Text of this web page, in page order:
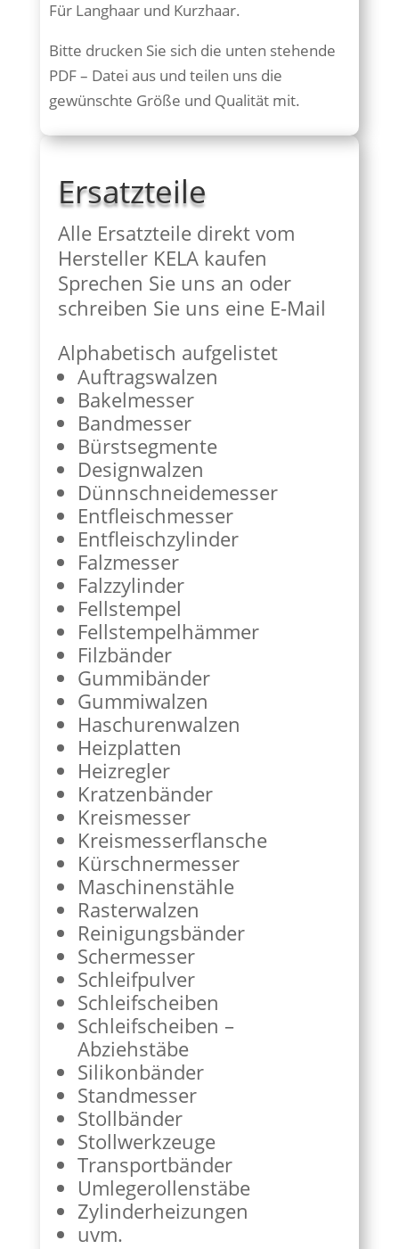
Für Langhaar und Kurzhaar.
Bitte drucken Sie sich die unten stehende
PDF – Datei aus und teilen uns die
gewünschte Größe und Qualität mit.
Ersatzteile
Alle Ersatzteile direkt vom
Hersteller KELA kaufen
Sprechen Sie uns an oder
schreiben Sie uns eine E-Mail
Alphabetisch aufgelistet
Auftragswalzen
Bakelmesser
Bandmesser
Bürstsegmente
Designwalzen
Dünnschneidemesser
Entfleischmesser
Entfleischzylinder
Falzmesser
Falzzylinder
Fellstempel
Fellstempelhämmer
Filzbänder
Gummibänder
Gummiwalzen
Haschurenwalzen
Heizplatten
Heizregler
Kratzenbänder
Kreismesser
Kreismesserflansche
Kürschnermesser
Maschinenstähle
Rasterwalzen
Reinigungsbänder
Schermesser
Schleifpulver
Schleifscheiben
Schleifscheiben –
Abziehstäbe
Silikonbänder
Standmesser
Stollbänder
Stollwerkzeuge
Transportbänder
Umlegerollenstäbe
Zylinderheizungen
uvm.